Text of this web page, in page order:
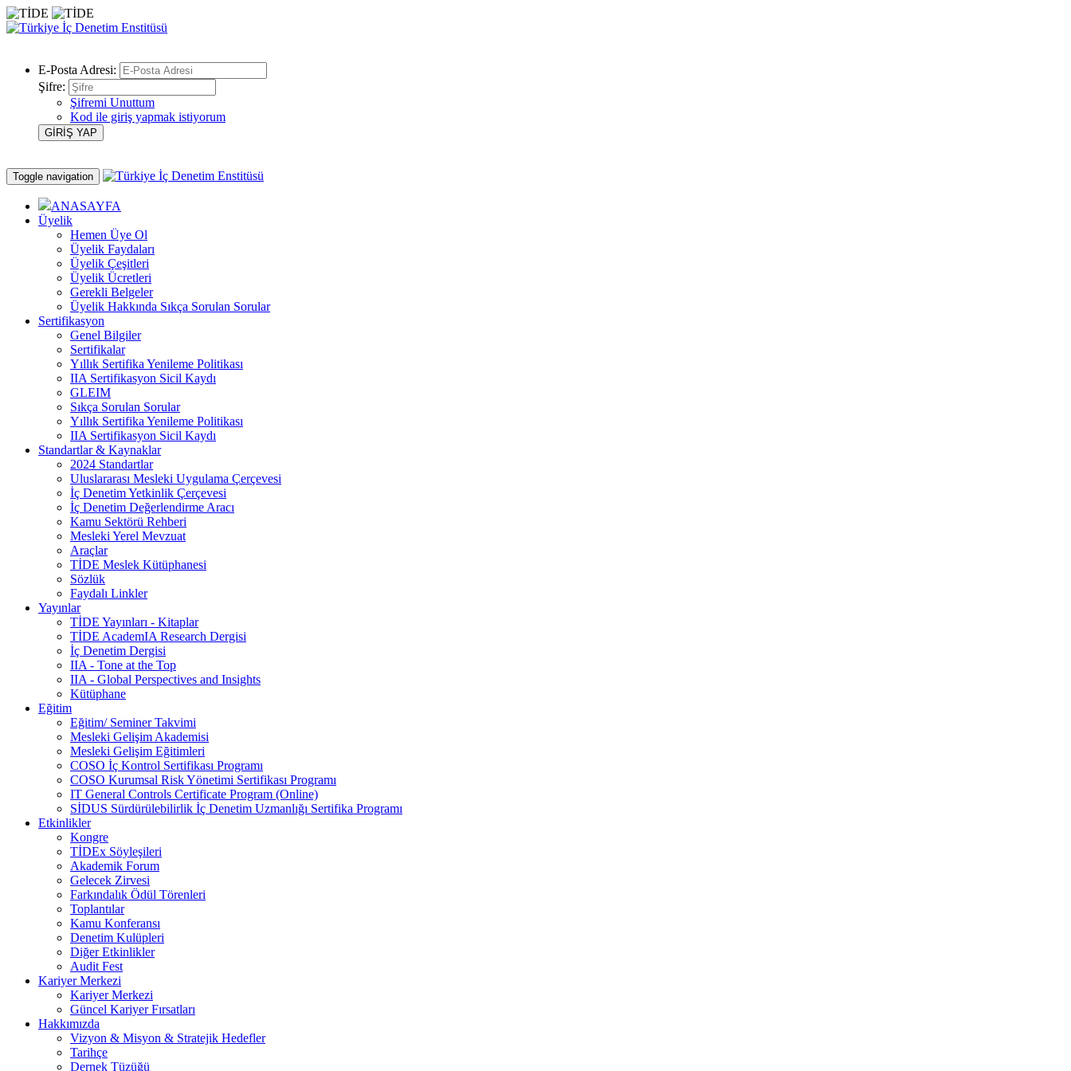
E-Posta Adresi:
Şifre:
Şifremi Unuttum
Kod ile giriş yapmak istiyorum
Toggle navigation
ANASAYFA
Üyelik
Hemen Üye Ol
Üyelik Faydaları
Üyelik Çeşitleri
Üyelik Ücretleri
Gerekli Belgeler
Üyelik Hakkında Sıkça Sorulan Sorular
Sertifikasyon
Genel Bilgiler
Sertifikalar
Yıllık Sertifika Yenileme Politikası
IIA Sertifikasyon Sicil Kaydı
GLEIM
Sıkça Sorulan Sorular
Yıllık Sertifika Yenileme Politikası
IIA Sertifikasyon Sicil Kaydı
Standartlar & Kaynaklar
2024 Standartlar
Uluslararası Mesleki Uygulama Çerçevesi
İç Denetim Yetkinlik Çerçevesi
İç Denetim Değerlendirme Aracı
Kamu Sektörü Rehberi
Mesleki Yerel Mevzuat
Araçlar
TİDE Meslek Kütüphanesi
Sözlük
Faydalı Linkler
Yayınlar
TİDE Yayınları - Kitaplar
TİDE AcademIA Research Dergisi
İç Denetim Dergisi
IIA - Tone at the Top
IIA - Global Perspectives and Insights
Kütüphane
Eğitim
Eğitim/ Seminer Takvimi
Mesleki Gelişim Akademisi
Mesleki Gelişim Eğitimleri
COSO İç Kontrol Sertifikası Programı
COSO Kurumsal Risk Yönetimi Sertifikası Programı
IT General Controls Certificate Program (Online)
SİDUS Sürdürülebilirlik İç Denetim Uzmanlığı Sertifika Programı
Etkinlikler
Kongre
TİDEx Söyleşileri
Akademik Forum
Gelecek Zirvesi
Farkındalık Ödül Törenleri
Toplantılar
Kamu Konferansı
Denetim Kulüpleri
Diğer Etkinlikler
Audit Fest
Kariyer Merkezi
Kariyer Merkezi
Güncel Kariyer Fırsatları
Hakkımızda
Vizyon & Misyon & Stratejik Hedefler
Tarihçe
Dernek Tüzüğü